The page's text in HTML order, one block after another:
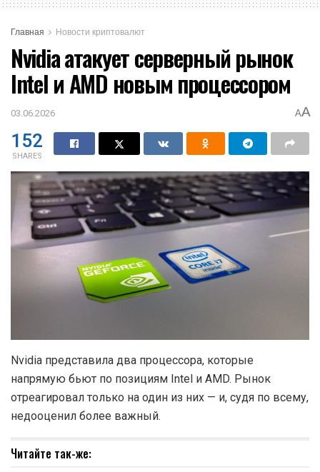
Главная Новости криптовалют
Nvidia атакует серверный рынок
Intel и AMD новым процессором
03.06.2026 AA
152
SHARES
Nvidia представила два процессора, которые
напрямую бьют по позициям Intel и AMD. Рынок
отреагировал только на один из них — и, судя по всему,
недооценил более важный.
Читайте так-же: